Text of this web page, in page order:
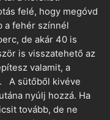
felé, hogy megóvd
a fehér színnél
de akár 40 is
is visszatehető az
valamit, a
A sütőből kivéve
nyúlj hozzá. Ha
tovább, de ne